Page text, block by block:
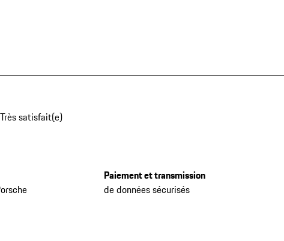
Très satisfait(e)
Paiement et transmission
de données sécurisés